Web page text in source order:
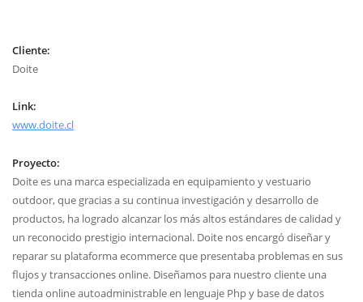
Cliente:
Doite
Link:
www.doite.cl
Proyecto:
Doite es una marca especializada en equipamiento y vestuario
outdoor, que gracias a su continua investigación y desarrollo de
productos, ha logrado alcanzar los más altos estándares de calidad y
un reconocido prestigio internacional. Doite nos encargó diseñar y
reparar su plataforma ecommerce que presentaba problemas en sus
flujos y transacciones online. Diseñamos para nuestro cliente una
tienda online autoadministrable en lenguaje Php y base de datos